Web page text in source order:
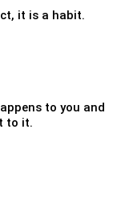
it is a habit.
to you and
to it.